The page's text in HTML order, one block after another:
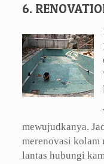
6.
mewujudkanya.
merenovasi kolam
lantas hubungi